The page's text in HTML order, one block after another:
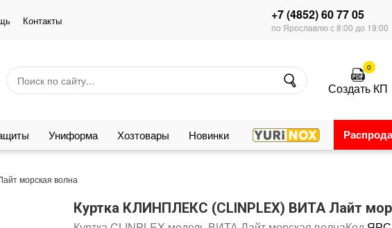
Контакты +7 (4852) 60 77 05
по Ярославлю с 8:00 до 19:00
0
Создать КП
Униформа Хозтовары Новинки
морская волна
Куртка КЛИНПЛЕКС (CLINPLEX) ВИТА Лайт